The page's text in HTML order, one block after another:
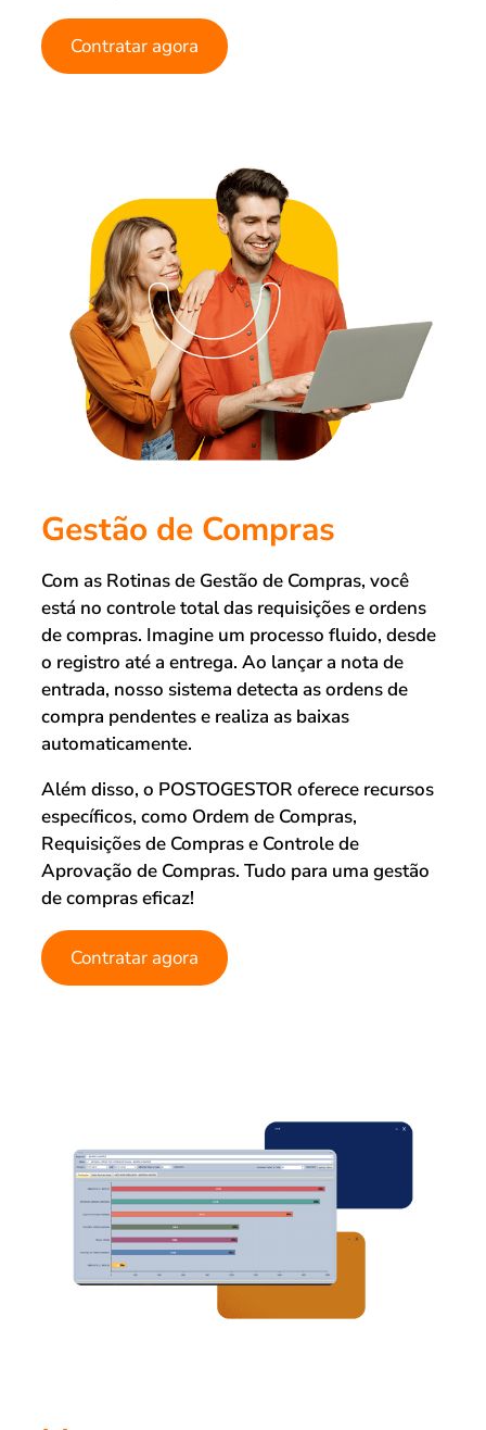
Contratar agora
Gestão de Compras
Com as Rotinas de Gestão de Compras, você
está no controle total das requisições e ordens
de compras. Imagine um processo fluido, desde
o registro até a entrega. Ao lançar a nota de
entrada, nosso sistema detecta as ordens de
compra pendentes e realiza as baixas
automaticamente.
Além disso, o POSTOGESTOR oferece recursos
específicos, como Ordem de Compras,
Requisições de Compras e Controle de
Aprovação de Compras. Tudo para uma gestão
de compras eficaz!
Contratar agora